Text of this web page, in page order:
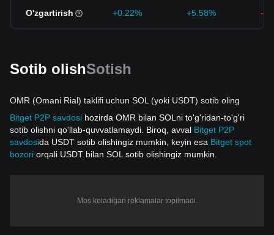
O'zgartirish +0.22% +5.58% -
Sotib olishSotish
OMR (Omani Rial) taklifi uchun SOL (yoki USDT) sotib oling
Bitget P2P savdosi hozirda OMR bilan SOLni to'g'ridan-to'g'ri
sotib olishni qo'llab-quvvatlamaydi. Biroq, avval Bitget P2P
savdosida USDT sotib olishingiz mumkin, keyin esa Bitget spot
bozori orqali USDT bilan SOL sotib olishingiz mumkin.
Mos keladigan reklamalar topilmadi.